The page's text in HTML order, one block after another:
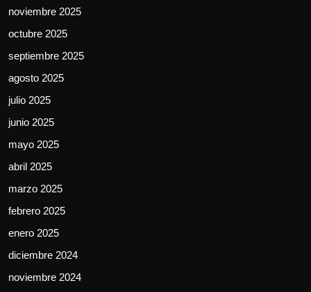
noviembre 2025
octubre 2025
septiembre 2025
agosto 2025
julio 2025
junio 2025
mayo 2025
abril 2025
marzo 2025
febrero 2025
enero 2025
diciembre 2024
noviembre 2024